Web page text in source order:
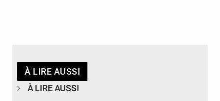
À LIRE AUSSI
À LIRE AUSSI